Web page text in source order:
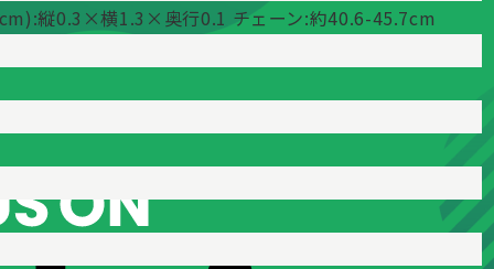
縦0.3×横1.3×奥行0.1 チェーン:約40.6-45.7cm